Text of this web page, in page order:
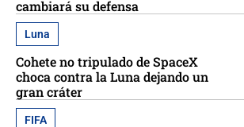
cambiará su defensa
Luna
Cohete no tripulado de SpaceX
choca contra la Luna dejando un
gran cráter
FIFA